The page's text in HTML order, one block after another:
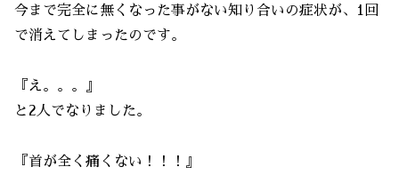
今まで完全に無くなった事がない知り合いの症状が、1回
で消えてしまったのです。
『え。。。』
と2人でなりました。
『首が全く痛くない！！！』